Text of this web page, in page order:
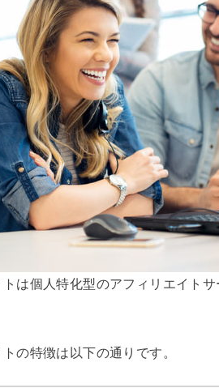
は個人特化型のアフィリエイト
の特徴は以下の通りです。